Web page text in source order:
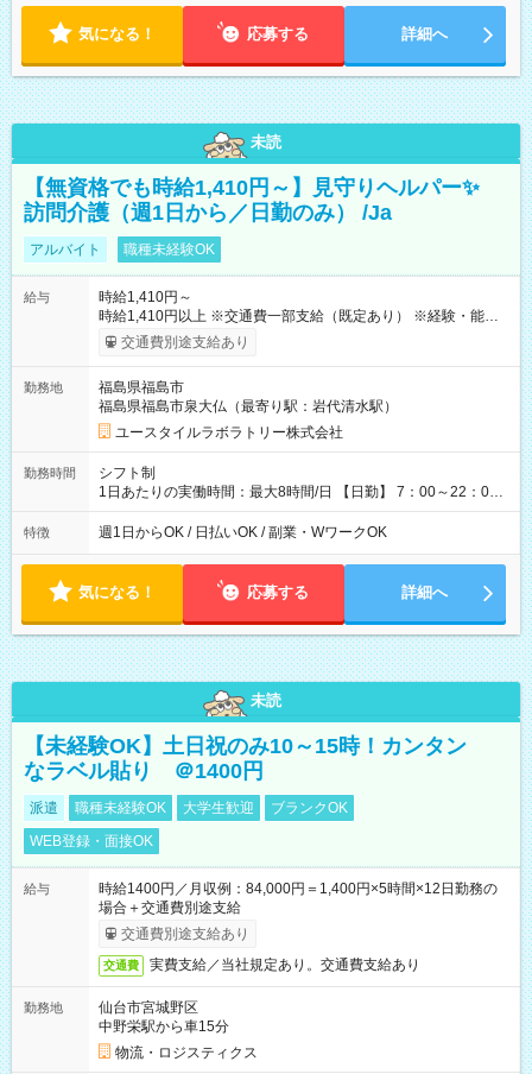
気になる！ 応募する 詳細へ
未読
【無資格でも時給1,410円～】見守りヘルパー✨
訪問介護（週1日から／日勤のみ） /Ja
アルバイト 職種未経験OK
給与
時給1,410円～
時給1,410円以上 ※交通費一部支給（既定あり） ※経験・能力を
考慮して決定します 【収入例】 週1回勤務の場合：1,410円×8時
間×4回=4万5,120円 週3回勤務の場合：1,410円×8時間×12回
5,600円 【試用期間】試用期間あり 試用期間の長さ：2ヶ月
※ 雇用形態と給与に、本採用時と異なる部分があります。 雇用
形態：本採用時と同じです。 給与：時給 1,040円以上
交通費別途支給あり
勤務地
福島県福島市
福島県福島市泉大仏（最寄り駅：岩代清水駅）
ユースタイルラボラトリー株式会社
勤務時間
シフト制
1日あたりの実働時間：最大8時間/日 【日勤】 7：00～22：00
の間で8時間勤務（休憩時間は法定通り） ※週1日～OK ／ 夜勤
なし ＊＊ 勤務時間例 ＊＊ ■8時から17時 ■9時から18時 ■10
定（毎週同じ曜日勤務）
特徴 週1日からOK / 日払いOK / 副業・WワークOK
気になる！ 応募する 詳細へ
未読
【未経験OK】土日祝のみ10～15時！カンタン
なラベル貼り ＠1400円
派遣 職種未経験OK 大学生歓迎
ブランクOK
WEB登録・面接OK
給与
時給1400円／月収例：84,000円＝1,400円×5時間×12日勤務の
場合＋交通費別途支給
交通費別途支給あり
交通費 実費支給／当社規定あり。交通費支給あり
勤務地
仙台市宮城野区
中野栄駅から車15分
物流・ロジスティクス